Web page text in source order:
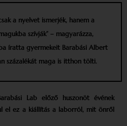
a nyelvet ismerjék, hanem a
szívják” – magyarázza,
íratta gyermekeit Barabási Albert
százalékát maga is itthon tölti.
Lab előző huszonöt évének
el ez a kiállítás a laborról, mit önről